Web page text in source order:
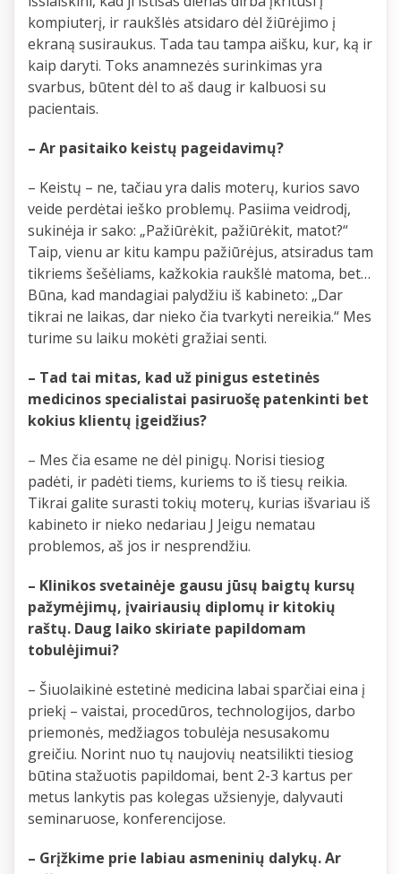
kompiuterį, ir raukšlės atsidaro dėl žiūrėjimo į
ekraną susiraukus. Tada tau tampa aišku, kur, ką ir
kaip daryti. Toks anamnezės surinkimas yra
svarbus, būtent dėl to aš daug ir kalbuosi su
pacientais.
– Ar pasitaiko keistų pageidavimų?
– Keistų – ne, tačiau yra dalis moterų, kurios savo
veide perdėtai ieško problemų. Pasiima veidrodį,
sukinėja ir sako: „Pažiūrėkit, pažiūrėkit, matot?“
Taip, vienu ar kitu kampu pažiūrėjus, atsiradus tam
tikriems šešėliams, kažkokia raukšlė matoma, bet…
Būna, kad mandagiai palydžiu iš kabineto: „Dar
tikrai ne laikas, dar nieko čia tvarkyti nereikia.“ Mes
turime su laiku mokėti gražiai senti.
– Tad tai mitas, kad už pinigus estetinės
medicinos specialistai pasiruošę patenkinti bet
kokius klientų įgeidžius?
– Mes čia esame ne dėl pinigų. Norisi tiesiog
padėti, ir padėti tiems, kuriems to iš tiesų reikia.
Tikrai galite surasti tokių moterų, kurias išvariau iš
kabineto ir nieko nedariau J Jeigu nematau
problemos, aš jos ir nesprendžiu.
– Klinikos svetainėje gausu jūsų baigtų kursų
pažymėjimų, įvairiausių diplomų ir kitokių
raštų. Daug laiko skiriate papildomam
tobulėjimui?
– Šiuolaikinė estetinė medicina labai sparčiai eina į
priekį – vaistai, procedūros, technologijos, darbo
priemonės, medžiagos tobulėja nesusakomu
greičiu. Norint nuo tų naujovių neatsilikti tiesiog
būtina stažuotis papildomai, bent 2-3 kartus per
metus lankytis pas kolegas užsienyje, dalyvauti
seminaruose, konferencijose.
– Grįžkime prie labiau asmeninių dalykų. Ar